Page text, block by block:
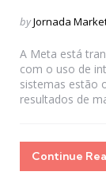
Posted
byJornada
A Meta está
com o uso de
sistemas estão
resultados de
Continue